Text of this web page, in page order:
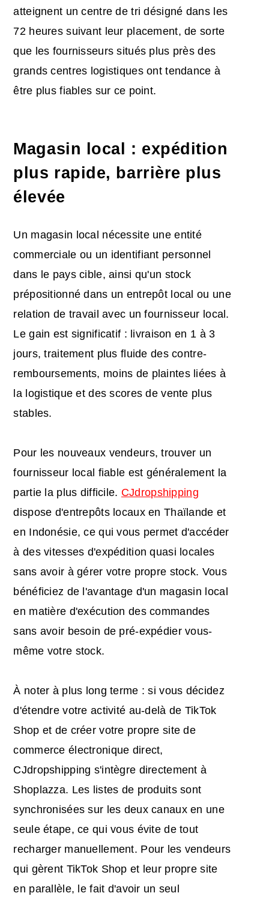
atteignent un centre de tri désigné dans les
72 heures suivant leur placement, de sorte
que les fournisseurs situés plus près des
grands centres logistiques ont tendance à
être plus fiables sur ce point.
Magasin local : expédition
plus rapide, barrière plus
élevée
Un magasin local nécessite une entité
commerciale ou un identifiant personnel
dans le pays cible, ainsi qu'un stock
prépositionné dans un entrepôt local ou une
relation de travail avec un fournisseur local.
Le gain est significatif : livraison en 1 à 3
jours, traitement plus fluide des contre-
remboursements, moins de plaintes liées à
la logistique et des scores de vente plus
stables.
Pour les nouveaux vendeurs, trouver un
fournisseur local fiable est généralement la
partie la plus difficile. CJdropshipping
dispose d'entrepôts locaux en Thaïlande et
en Indonésie, ce qui vous permet d'accéder
à des vitesses d'expédition quasi locales
sans avoir à gérer votre propre stock. Vous
bénéficiez de l'avantage d'un magasin local
en matière d'exécution des commandes
sans avoir besoin de pré-expédier vous-
même votre stock.
À noter à plus long terme : si vous décidez
d'étendre votre activité au-delà de TikTok
Shop et de créer votre propre site de
commerce électronique direct,
CJdropshipping s'intègre directement à
Shoplazza. Les listes de produits sont
synchronisées sur les deux canaux en une
seule étape, ce qui vous évite de tout
recharger manuellement. Pour les vendeurs
qui gèrent TikTok Shop et leur propre site
en parallèle, le fait d'avoir un seul